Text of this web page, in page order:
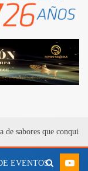
sabores que
EVENTOS